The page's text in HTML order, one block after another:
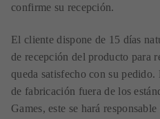
confirme su recepción.
El cliente dispone de 15 días
de recepción del producto para
queda satisfecho con su pedido.
de fabricación fuera de los
Games, este se hará